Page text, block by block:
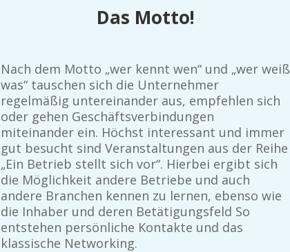
Das Motto!
Nach dem Motto „wer kennt wen“ und „wer weiß
was“ tauschen sich die Unternehmer
regelmäßig untereinander aus, empfehlen sich
oder gehen Geschäftsverbindungen
miteinander ein. Höchst interessant und immer
gut besucht sind Veranstaltungen aus der Reihe
„Ein Betrieb stellt sich vor“. Hierbei ergibt sich
die Möglichkeit andere Betriebe und auch
andere Branchen kennen zu lernen, ebenso wie
die Inhaber und deren Betätigungsfeld So
entstehen persönliche Kontakte und das
klassische Networking.